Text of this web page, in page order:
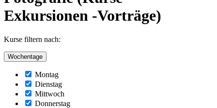
Exkursionen -Vorträge)
Kurse filtern nach:
Wochentage
Montag
Dienstag
Mittwoch
Donnerstag